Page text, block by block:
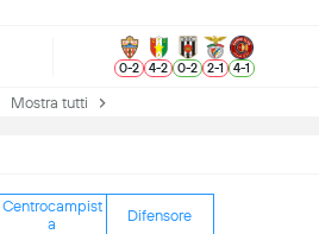
Centrocampist
a
Difensore
0-2 4-2 0-2 2-1 4-1
Mostra tutti